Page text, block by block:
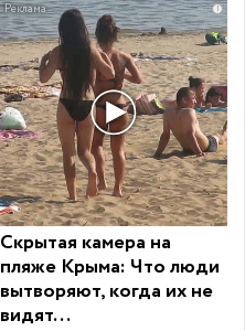
i
Скрытая камера на
пляже Крыма: Что люди
вытворяют, когда их не
видят...